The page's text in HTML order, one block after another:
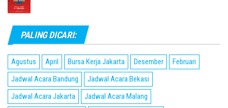
PALING DICARI:
Agustus April Bursa Kerja Jakarta Desember
Februari
Jadwal Acara Bandung
Jadwal Acara Bekasi
Jadwal Acara Jakarta
Jadwal Acara Malang